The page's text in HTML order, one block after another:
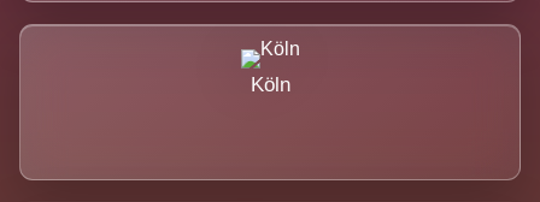
Köln